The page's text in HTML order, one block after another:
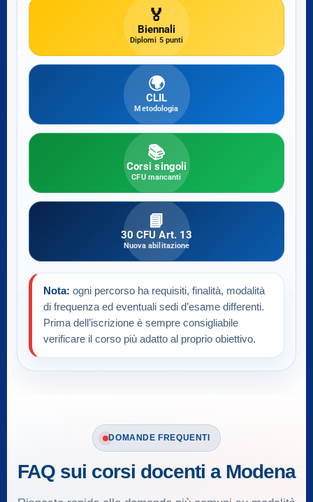
🏅
Biennali
Diplomi 5 punti
🌍
CLIL
Metodologia
📚
Corsi singoli
CFU mancanti
📘
30 CFU Art. 13
Nuova abilitazione
Nota: ogni percorso ha requisiti, finalità, modalità
di frequenza ed eventuali sedi d’esame differenti.
Prima dell’iscrizione è sempre consigliabile
verificare il corso più adatto al proprio obiettivo.
DOMANDE FREQUENTI
FAQ sui corsi docenti a Modena